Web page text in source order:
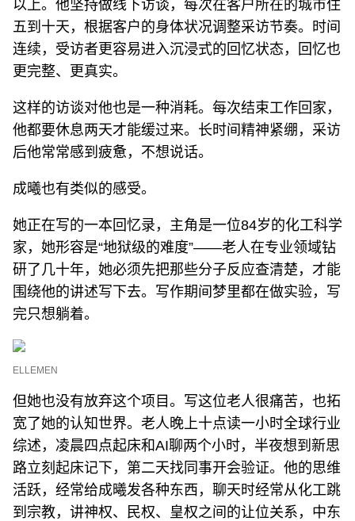
以上。他坚持做线下访谈，每次在客户所在的城市住
五到十天，根据客户的身体状况调整采访节奏。时间
连续，受访者更容易进入沉浸式的回忆状态，回忆也
更完整、更真实。
这样的访谈对他也是一种消耗。每次结束工作回家，
他都要休息两天才能缓过来。长时间精神紧绷，采访
后他常常感到疲惫，不想说话。
成曦也有类似的感受。
她正在写的一本回忆录，主角是一位84岁的化工科学
家，她形容是“地狱级的难度”——老人在专业领域钻
研了几十年，她必须先把那些分子反应查清楚，才能
围绕他的讲述写下去。写作期间梦里都在做实验，写
完只想躺着。
ELLEMEN
但她也没有放弃这个项目。写这位老人很痛苦，也拓
宽了她的认知世界。老人晚上十点读一小时全球行业
综述，凌晨四点起床和AI聊两个小时，半夜想到新思
路立刻起床记下，第二天找同事开会验证。他的思维
活跃，经常给成曦发各种东西，聊天时经常从化工跳
到宗教，讲神权、民权、皇权之间的让位关系，中东